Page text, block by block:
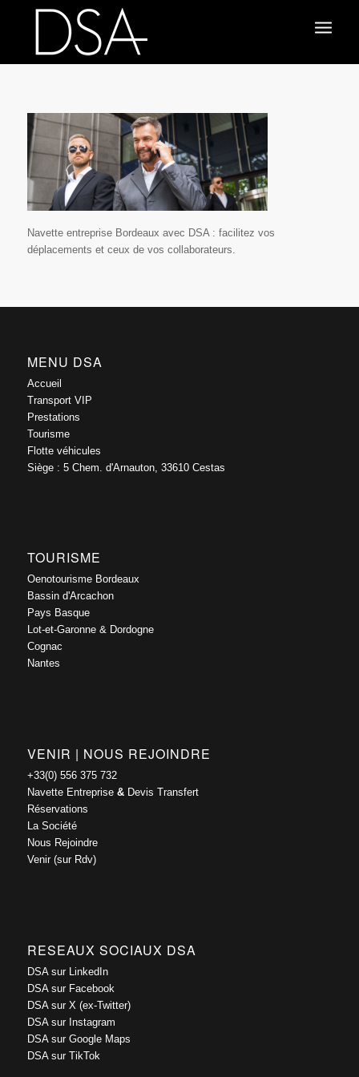
Navette entreprise Bordeaux avec DSA : facilitez vos
déplacements et ceux de vos collaborateurs.
MENU DSA
Accueil
Transport VIP
Prestations
Tourisme
Flotte véhicules
Siège : 5 Chem. d'Arnauton, 33610 Cestas
TOURISME
Oenotourisme Bordeaux
Bassin d'Arcachon
Pays Basque
Lot-et-Garonne & Dordogne
Cognac
Nantes
VENIR | NOUS REJOINDRE
+33(0) 556 375 732
Navette Entreprise & Devis Transfert
Réservations
La Société
Nous Rejoindre
Venir (sur Rdv)
RESEAUX SOCIAUX DSA
DSA sur LinkedIn
DSA sur Facebook
DSA sur X (ex-Twitter)
DSA sur Instagram
DSA sur Google Maps
DSA sur TikTok